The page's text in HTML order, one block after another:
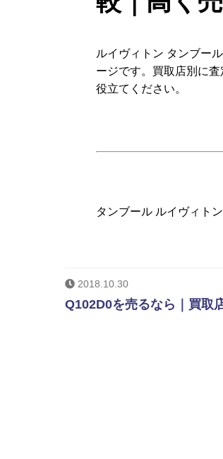
ルイヴィトン タンブー
ージです。買取店別に
役立てください。
タンブール ルイヴィト
2018.10.30
Q102D0を売るなら｜買取